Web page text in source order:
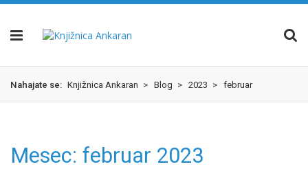
Skok
glavno
izjava
dostopnosti
Nahajate se: Knjižnica Ankaran > Blog > 2023 > februar
Mesec: februar 2023